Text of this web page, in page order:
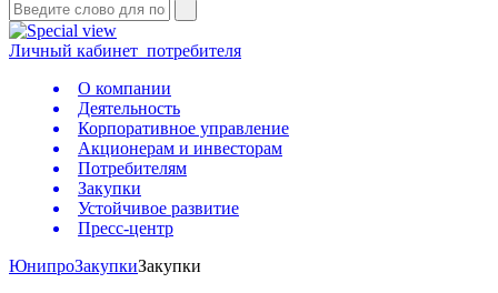
Личный кабинет потребителя
О компании
Деятельность
Корпоративное управление
Акционерам и инвесторам
Потребителям
Закупки
Устойчивое развитие
Пресс-центр
ЮнипроЗакупкиЗакупки